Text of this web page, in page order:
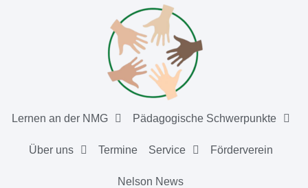
Lernen an der NMG Pädagogische Schwerpunkte
Über uns Termine Service Förderverein
Nelson News